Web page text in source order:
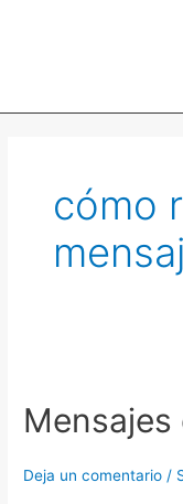
cómo
Deja un comentario /